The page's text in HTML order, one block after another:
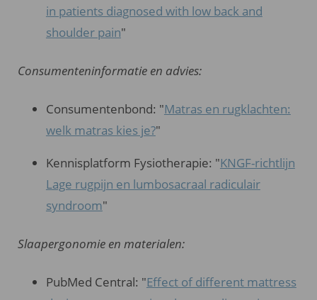
in patients diagnosed with low back and
shoulder pain"
Consumenteninformatie en advies:
Consumentenbond: "Matras en rugklachten:
welk matras kies je?"
Kennisplatform Fysiotherapie: "KNGF-richtlijn
Lage rugpijn en lumbosacraal radiculair
syndroom"
Slaapergonomie en materialen:
PubMed Central: "Effect of different mattress
Dorsoo Slaapsysteem Reviews Brochure Winkels